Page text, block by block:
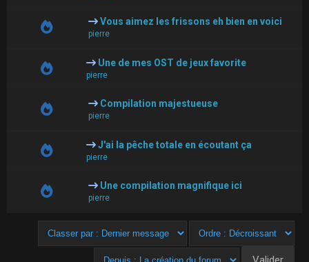
Vous aimez les frissons eh bien en voici
pierre
Une de mes OST de jeux favorite
pierre
Compilation majestueuse
pierre
J'ai la pêche totale en écoutant ça
pierre
Une compilation magnifique ici
pierre